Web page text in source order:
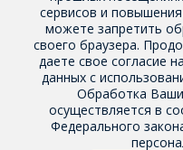
сервисов и
можете запретить
своего браузера.
даете свое согласие
данных с
Обработка
осуществляется в
Федерального